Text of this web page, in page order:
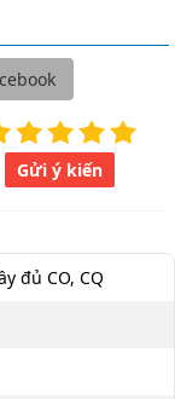
Gửi ý kiến
đủ CO, CQ